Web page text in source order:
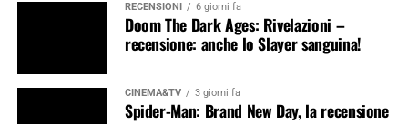
RECENSIONI 6 giorni fa
Doom The Dark Ages: Rivelazioni –
recensione: anche lo Slayer sanguina!
CINEMA&TV 3 giorni fa
Spider-Man: Brand New Day, la recensione